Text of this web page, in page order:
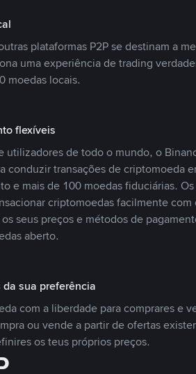
plataformas P2P se destinam a
uma experiência de trading
moedas locais.
flexíveis
utilizadores de todo o mundo, o
conduzir transações de criptomoeda
e mais de 100 moedas fiduciárias.
criptomoedas facilmente
seus preços e métodos de
aberto.
sua preferência
com a liberdade para comprares e
ou vende a partir de ofertas
os teus próprios preços.